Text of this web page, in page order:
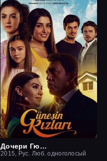
Дочери Гюнеш
2015, Рус. Люб. одноголосый